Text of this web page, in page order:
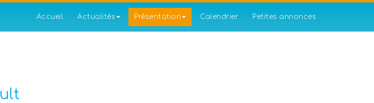
Accueil Actualités Présentation Calendrier Petites annonces